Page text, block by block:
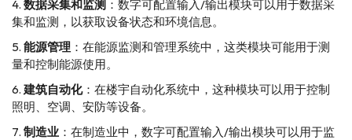
数据采集和监测 ：数字可配置输入/输出模块可以用于数据采
集和监测，以获取设备状态和环境信息。
能源管理 ：在能源监测和管理系统中，这类模块可能用于测
量和控制能源使用。
建筑自动化：在楼宇自动化系统中，这种模块可以用于控制
照明、空调、安防等设备。
制造业 ：在制造业中，数字可配置输入/输出模块可以用于监